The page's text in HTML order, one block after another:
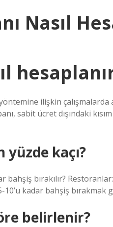
Nasıl
ilişkin
sabit ücret dışındaki
yüzde kaçı?
bahşiş bırakılır?
10’u kadar bahşiş bırakmak
belirlenir?